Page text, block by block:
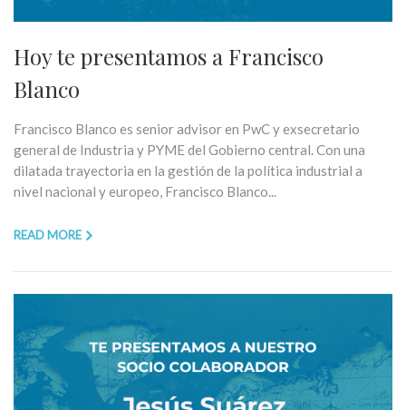
Hoy te presentamos a Francisco
Blanco
Francisco Blanco es senior advisor en PwC y exsecretario
general de Industria y PYME del Gobierno central. Con una
dilatada trayectoria en la gestión de la política industrial a
nivel nacional y europeo, Francisco Blanco...
READ MORE